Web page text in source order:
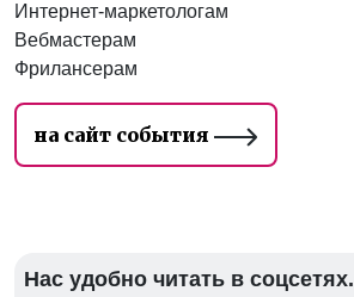
Интернет-маркетологам
Вебмастерам
Фрилансерам
на сайт события
Нас удобно читать в соцсетях.